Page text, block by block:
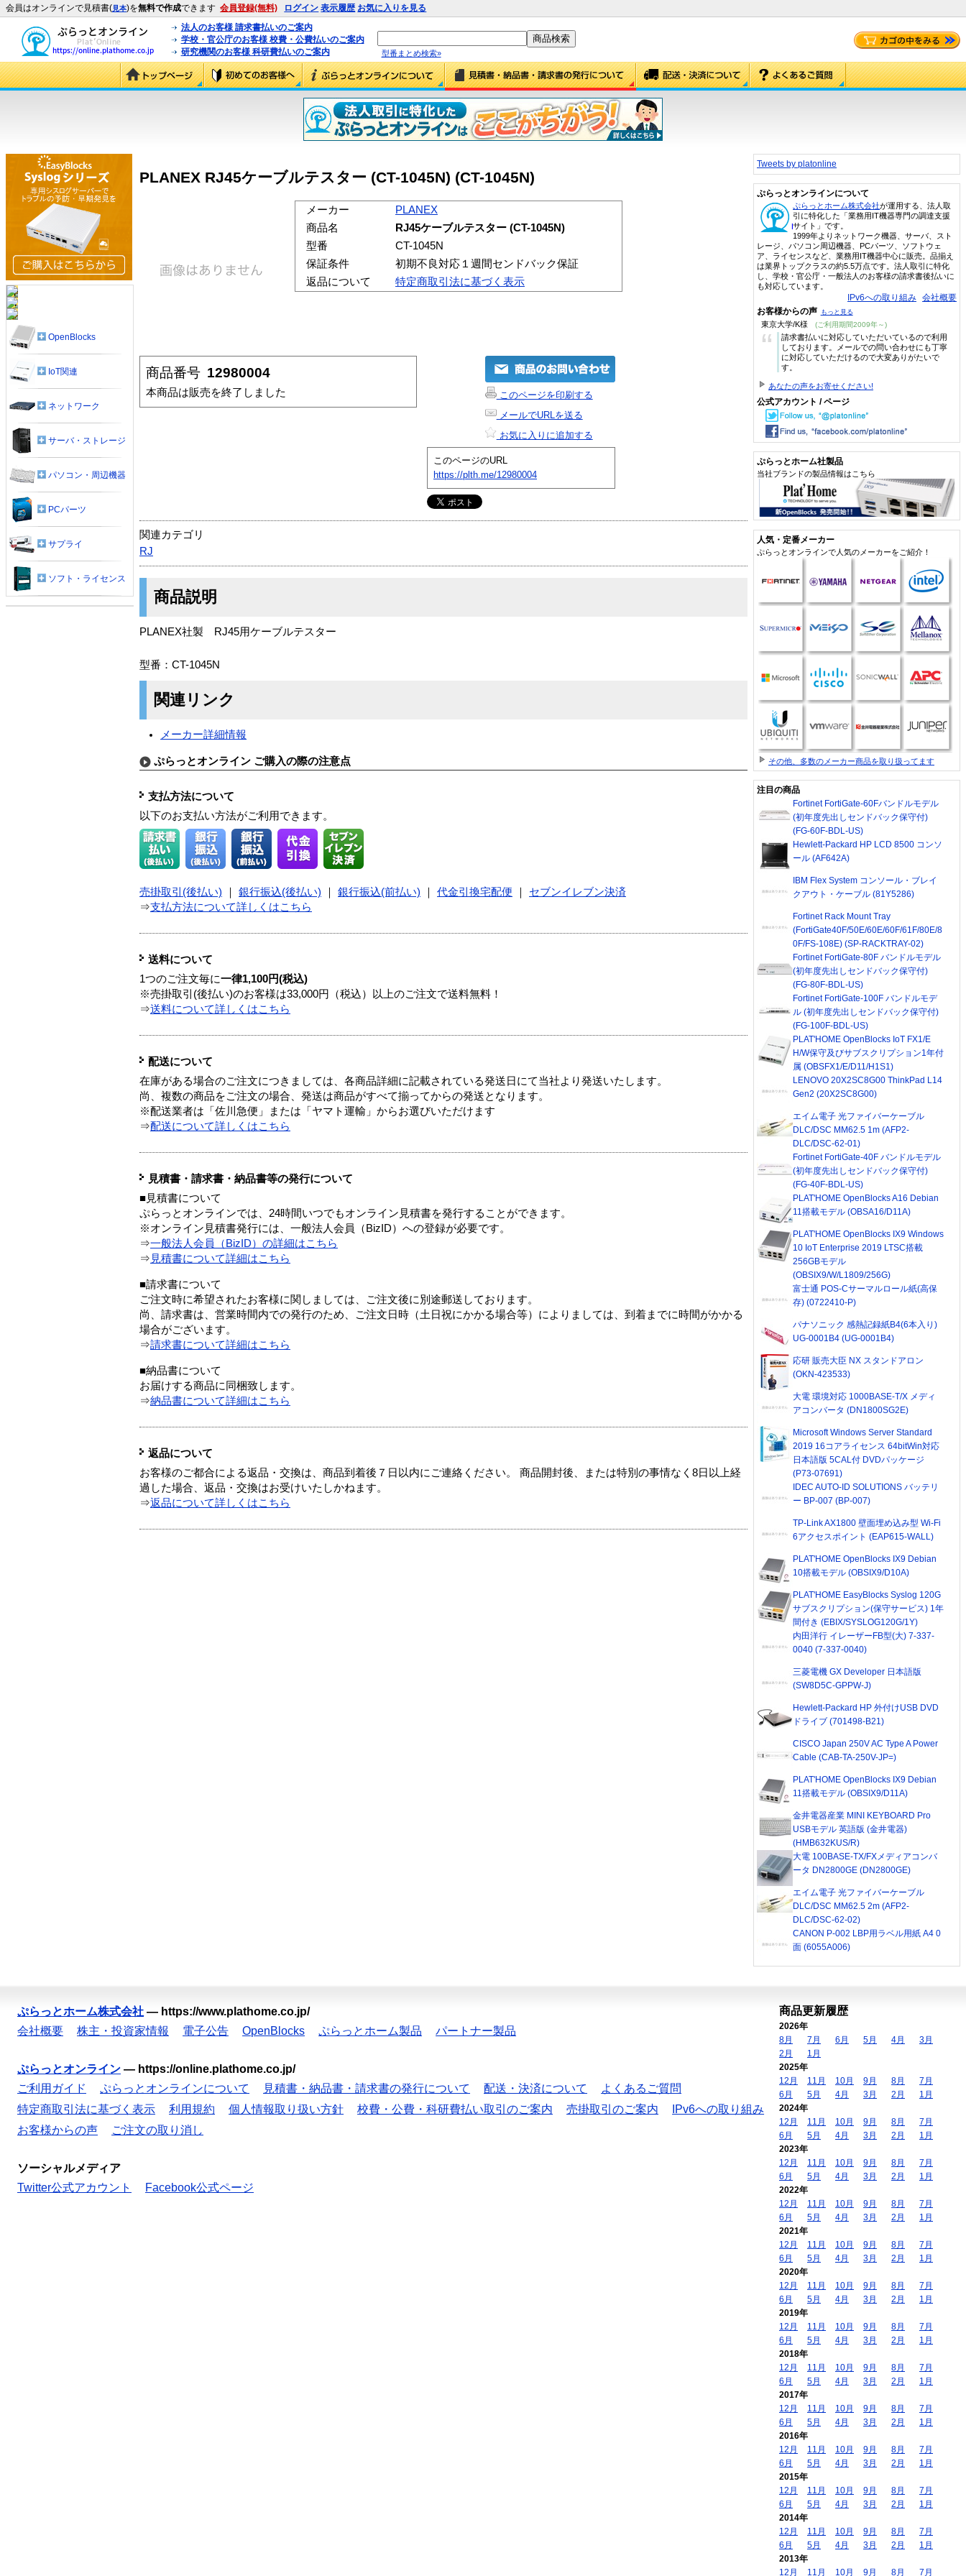
会員はオンラインで見積書(見本)を無料で作成できます 会員登録(無料) ログイン 表示履歴 お気に入りを見る
法人のお客様 請求書払いのご案内
学校・官公庁のお客様 校費・公費払いのご案内
研究機関のお客様 科研費払いのご案内
型番まとめ検索»
PLANEX RJ45ケーブルテスター (CT-1045N) (CT-1045N)
メーカー
PLANEX
商品名
RJ45ケーブルテスター (CT-1045N)
型番
CT-1045N
保証条件
初期不良対応１週間センドバック保証
返品について
特定商取引法に基づく表示
商品番号 12980004
本商品は販売を終了しました
このページを印刷する
メールでURLを送る
お気に入りに追加する
このページのURL
https://plth.me/12980004
関連カテゴリ
RJ
商品説明
PLANEX社製 RJ45用ケーブルテスター
型番：CT-1045N
関連リンク
メーカー詳細情報
ぷらっとオンライン ご購入の際の注意点
支払方法について
以下のお支払い方法がご利用できます。
売掛取引(後払い) 銀行振込(後払い) 銀行振込(前払い) 代金引換宅配便
セブンイレブン決済
⇒支払方法について詳しくはこちら
送料について
1つのご注文毎に一律1,100円(税込)
※売掛取引(後払い)のお客様は33,000円（税込）以上のご注文で送料無料！
⇒送料について詳しくはこちら
配送について
在庫がある場合のご注文につきましては、各商品詳細に記載されている発送日にて当社より発送いたします。
尚、複数の商品をご注文の場合、発送は商品がすべて揃ってからの発送となります。
※配送業者は「佐川急便」または「ヤマト運輸」からお選びいただけます
⇒配送について詳しくはこちら
見積書・請求書・納品書等の発行について
■見積書について
ぷらっとオンラインでは、24時間いつでもオンライン見積書を発行することができます。
※オンライン見積書発行には、一般法人会員（BizID）への登録が必要です。
⇒一般法人会員（BizID）の詳細はこちら
⇒ 見積書について詳細はこちら
■請求書について
ご注文時に希望されたお客様に関しましては、ご注文後に別途郵送しております。
尚、請求書は、営業時間内での発行のため、ご注文日時（土日祝にかかる場合等）によりましては、到着までに時間がかかる
場合がございます。
⇒請求書について詳細はこちら
■納品書について
お届けする商品に同梱致します。
⇒納品書について詳細はこちら
返品について
お客様のご都合による返品・交換は、商品到着後７日以内にご連絡ください。 商品開封後、または特別の事情なく8日以上経
過した場合、返品・交換はお受けいたしかねます。
⇒返品について詳しくはこちら
OpenBlocks
IoT関連
ネットワーク
サーバ・ストレージ
パソコン・周辺機器
PCパーツ
サプライ
ソフト・ライセンス
Tweets by platonline
ぷらっとオンラインについて
ぷらっとホーム株式会社が運用する、法人取
引に特化した「業務用IT機器専門の調達支援
サイト」です。
1999年よりネットワーク機器、サーバ、スト
レージ、パソコン周辺機器、PCパーツ、ソフトウェ
ア、ライセンスなど、業務用IT機器中心に販売。品揃え
は業界トップクラスの約5.5万点です。法人取引に特化
し、学校・官公庁・一般法人のお客様の請求書後払いに
も対応しています。
IPv6への取り組み 会社概要
お客様からの声 もっと見る
東京大学/K様 (ご利用期間2009年～)
“
請求書払いに対応していただいているので利用
しております。メールでの問い合わせにも丁寧
に対応していただけるので大変ありがたいで
す。
あなたの声をお寄せください!
公式アカウント / ページ
ぷらっとホーム社製品
当社ブランドの製品情報はこちら
人気・定番メーカー
ぷらっとオンラインで人気のメーカーをご紹介！
その他、多数のメーカー商品を取り扱ってます
注目の商品
Fortinet FortiGate-60Fバンドルモデル
(初年度先出しセンドバック保守付)
(FG-60F-BDL-US)
Hewlett-Packard HP LCD 8500 コンソ
ール (AF642A)
IBM Flex System コンソール・ブレイ
クアウト・ケーブル (81Y5286)
Fortinet Rack Mount Tray
(FortiGate40F/50E/60E/60F/61F/80E/8
0F/FS-108E) (SP-RACKTRAY-02)
Fortinet FortiGate-80F バンドルモデル
(初年度先出しセンドバック保守付)
(FG-80F-BDL-US)
Fortinet FortiGate-100F バンドルモデ
ル (初年度先出しセンドバック保守付)
(FG-100F-BDL-US)
PLAT'HOME OpenBlocks IoT FX1/E
H/W保守及びサブスクリプション1年付
属 (OBSFX1/E/D11/H1S1)
LENOVO 20X2SC8G00 ThinkPad L14
Gen2 (20X2SC8G00)
エイム電子 光ファイバーケーブル
DLC/DSC MM62.5 1m (AFP2-
DLC/DSC-62-01)
Fortinet FortiGate-40F バンドルモデル
(初年度先出しセンドバック保守付)
(FG-40F-BDL-US)
PLAT'HOME OpenBlocks A16 Debian
11搭載モデル (OBSA16/D11A)
PLAT'HOME OpenBlocks IX9 Windows
10 IoT Enterprise 2019 LTSC搭載
256GBモデル
(OBSIX9/W/L1809/256G)
富士通 POS-Cサーマルロール紙(高保
存) (0722410-P)
パナソニック 感熱記録紙B4(6本入り)
UG-0001B4 (UG-0001B4)
応研 販売大臣 NX スタンドアロン
(OKN-423533)
大電 環境対応 1000BASE-T/X メディ
アコンバータ (DN1800SG2E)
Microsoft Windows Server Standard
2019 16コアライセンス 64bitWin対応
日本語版 5CAL付 DVDパッケージ
(P73-07691)
IDEC AUTO-ID SOLUTIONS バッテリ
ー BP-007 (BP-007)
TP-Link AX1800 壁面埋め込み型 Wi-Fi
6アクセスポイント (EAP615-WALL)
PLAT'HOME OpenBlocks IX9 Debian
10搭載モデル (OBSIX9/D10A)
PLAT'HOME EasyBlocks Syslog 120G
サブスクリプション(保守サービス) 1年
間付き (EBIX/SYSLOG120G/1Y)
内田洋行 イレーザーFB型(大) 7-337-
0040 (7-337-0040)
三菱電機 GX Developer 日本語版
(SW8D5C-GPPW-J)
Hewlett-Packard HP 外付けUSB DVD
ドライブ (701498-B21)
CISCO Japan 250V AC Type A Power
Cable (CAB-TA-250V-JP=)
PLAT'HOME OpenBlocks IX9 Debian
11搭載モデル (OBSIX9/D11A)
金井電器産業 MINI KEYBOARD Pro
USBモデル 英語版 (金井電器)
(HMB632KUS/R)
大電 100BASE-TX/FXメディアコンバ
ータ DN2800GE (DN2800GE)
エイム電子 光ファイバーケーブル
DLC/DSC MM62.5 2m (AFP2-
DLC/DSC-62-02)
CANON P-002 LBP用ラベル用紙 A4 0
面 (6055A006)
ぷらっとホーム株式会社 — https://www.plathome.co.jp/
会社概要
株主・投資家情報 電子公告 OpenBlocks ぷらっとホーム製品 パートナー製品
ぷらっとオンライン — https://online.plathome.co.jp/
ご利用ガイド
ぷらっとオンラインについて 見積書・納品書・請求書の発行について 配送・決済について
よくあるご質問
特定商取引法に基づく表示
利用規約 個人情報取り扱い方針 校費・公費・科研費払い取引のご案内 売掛取引のご案内
IPv6への取り組み
お客様からの声
ご注文の取り消し
ソーシャルメディア
Twitter公式アカウント
Facebook公式ページ
商品更新履歴
2026年
8月
7月 6月 5月 4月
3月
2月
1月
2025年
12月
11月 10月 9月 8月
7月
6月
5月 4月 3月 2月
1月
2024年
12月
11月 10月 9月 8月
7月
6月
5月 4月 3月 2月
1月
2023年
12月
11月 10月 9月 8月
7月
6月
5月 4月 3月 2月
1月
2022年
12月
11月 10月 9月 8月
7月
6月
5月 4月 3月 2月
1月
2021年
12月
11月 10月 9月 8月
7月
6月
5月 4月 3月 2月
1月
2020年
12月
11月 10月 9月 8月
7月
6月
5月 4月 3月 2月
1月
2019年
12月
11月 10月 9月 8月
7月
6月
5月 4月 3月 2月
1月
2018年
12月
11月 10月 9月 8月
7月
6月
5月 4月 3月 2月
1月
2017年
12月
11月 10月 9月 8月
7月
6月
5月 4月 3月 2月
1月
2016年
12月
11月 10月 9月 8月
7月
6月
5月 4月 3月 2月
1月
2015年
12月
11月 10月 9月 8月
7月
6月
5月 4月 3月 2月
1月
2014年
12月
11月 10月 9月 8月
7月
6月
5月 4月 3月 2月
1月
2013年
12月
11月 10月 9月 8月 7月